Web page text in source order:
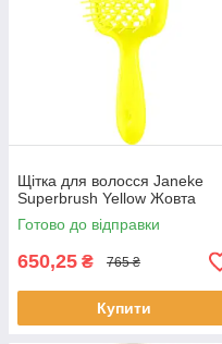
Щітка для волосся Janeke
Superbrush Yellow Жовта
Готово до відправки
650,25 ₴ 765 ₴
Купити